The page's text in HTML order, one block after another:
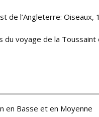
de l’Angleterre: Oiseaux,
du voyage de la Toussaint
en Basse et en Moyenne